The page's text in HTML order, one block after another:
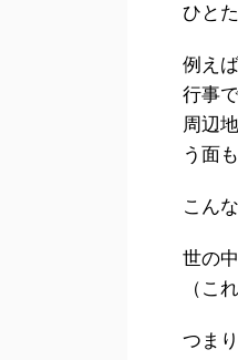
ひと
例え
行事
周辺
う面
こん
世の
（こ
つまり